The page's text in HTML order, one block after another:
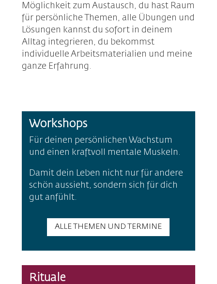
Möglichkeit zum Austausch, du hast Raum
für persönliche Themen, alle Übungen und
Lösungen kannst du sofort in deinem
Alltag integrieren, du bekommst
individuelle Arbeitsmaterialien und meine
ganze Erfahrung.
Workshops
Für deinen persönlichen Wachstum
und einen kraftvoll mentale Muskeln.
Damit dein Leben nicht nur für andere
schön aussieht, sondern sich für dich
gut anfühlt.
ALLE THEMEN UND TERMINE
Rituale